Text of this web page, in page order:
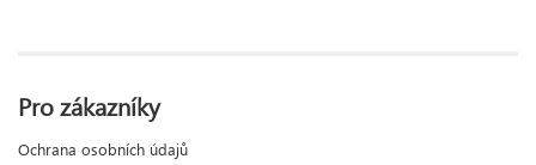
Pro zákazníky
Ochrana osobních údajů